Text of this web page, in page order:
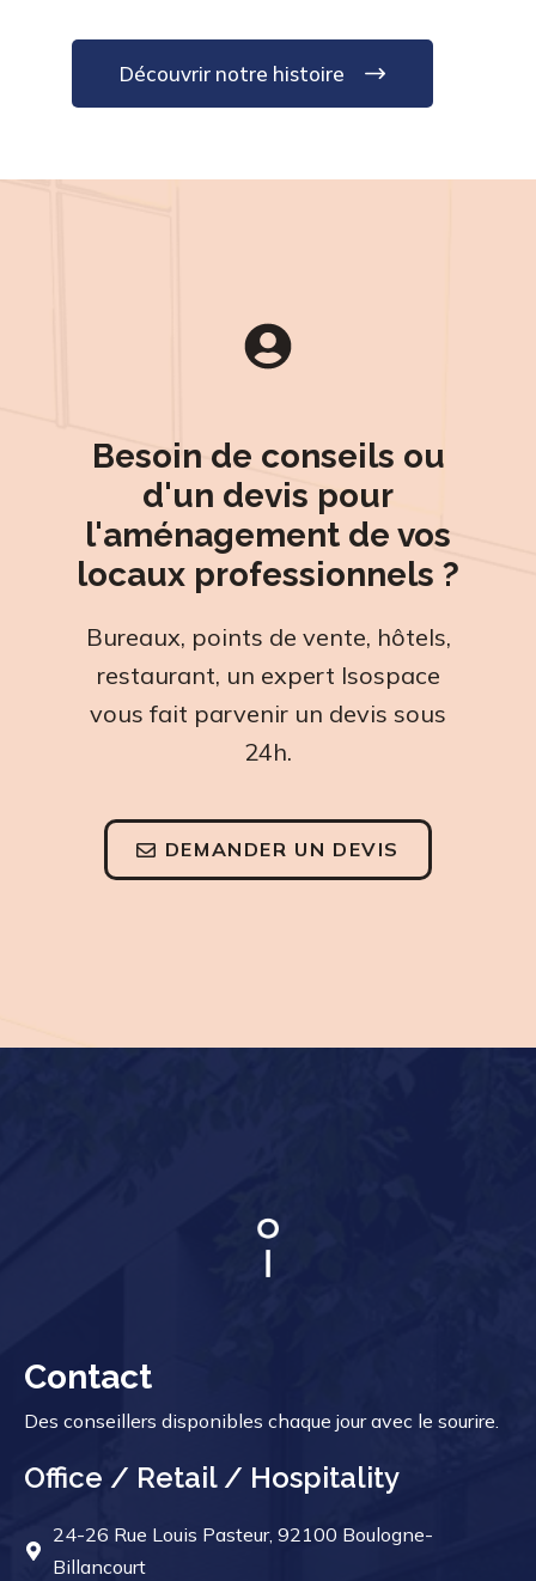
Découvrir notre histoire
Besoin de conseils ou
d'un devis pour
l'aménagement de vos
locaux professionnels ?
Bureaux, points de vente, hôtels,
restaurant, un expert Isospace
vous fait parvenir un devis sous
24h.
DEMANDER UN DEVIS
Contact
Des conseillers disponibles chaque jour avec le sourire.
Office / Retail / Hospitality
24-26 Rue Louis Pasteur, 92100 Boulogne-
Billancourt